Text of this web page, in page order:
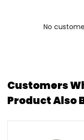
No
Customers
Product Also